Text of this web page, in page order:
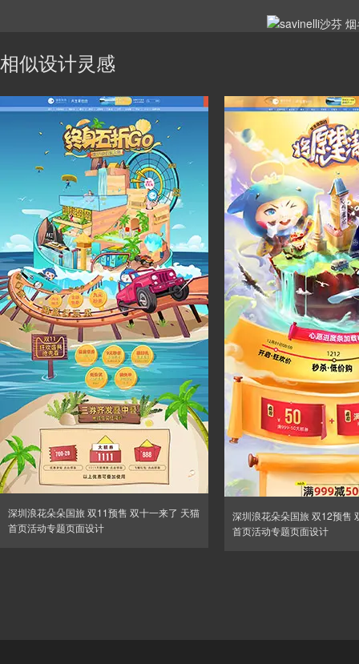
相似设计灵感
深圳浪花朵朵国旅 双11预售 双十一来了 天猫
首页活动专题页面设计
深圳浪花朵朵国旅 双12预售
首页活动专题页面设计